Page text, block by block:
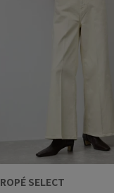
ROPÉ SELECT